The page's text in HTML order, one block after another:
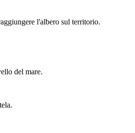
l'albero sul territorio.
del mare.